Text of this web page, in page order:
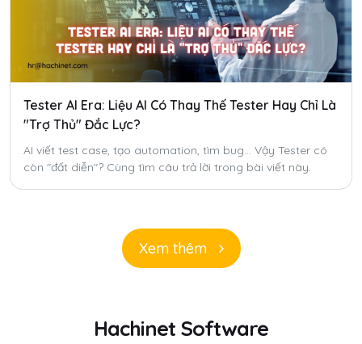
Tester AI Era: Liệu AI Có Thay Thế Tester Hay Chỉ Là
"Trợ Thủ" Đắc Lực?
AI viết test case, tạo automation, tìm bug... Vậy Tester có
còn "đất diễn"? Cùng tìm câu trả lời trong bài viết này.
Xem thêm
Hachinet Software